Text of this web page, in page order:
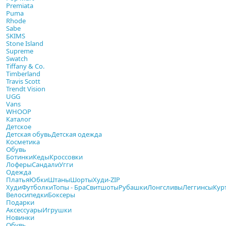
Premiata
Puma
Rhode
Sabe
SKIMS
Stone Island
Supreme
Swatch
Tiffany & Co.
Timberland
Travis Scott
Trendt Vision
UGG
Vans
WHOOP
Каталог
Детское
Детская обувьДетская одежда
Косметика
Обувь
БотинкиКедыКроссовки
ЛоферыСандалиУгги
Одежда
ПлатьяЮбкиШтаныШортыХуди-ZIP
ХудиФутболкиТопы - БраСвитшотыРубашкиЛонгсливыЛеггинсы
ВелосипедкиБоксеры
Подарки
АксессуарыИгрушки
Новинки